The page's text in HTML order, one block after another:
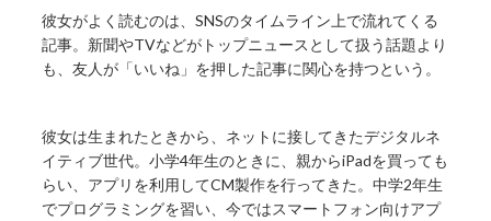
彼女がよく読むのは、SNSのタイムライン上で流れてくる
記事。新聞やTVなどがトップニュースとして扱う話題より
も、友人が「いいね」を押した記事に関心を持つという。
彼女は生まれたときから、ネットに接してきたデジタルネ
イティブ世代。小学4年生のときに、親からiPadを買っても
らい、アプリを利用してCM製作を行ってきた。中学2年生
でプログラミングを習い、今ではスマートフォン向けアプ